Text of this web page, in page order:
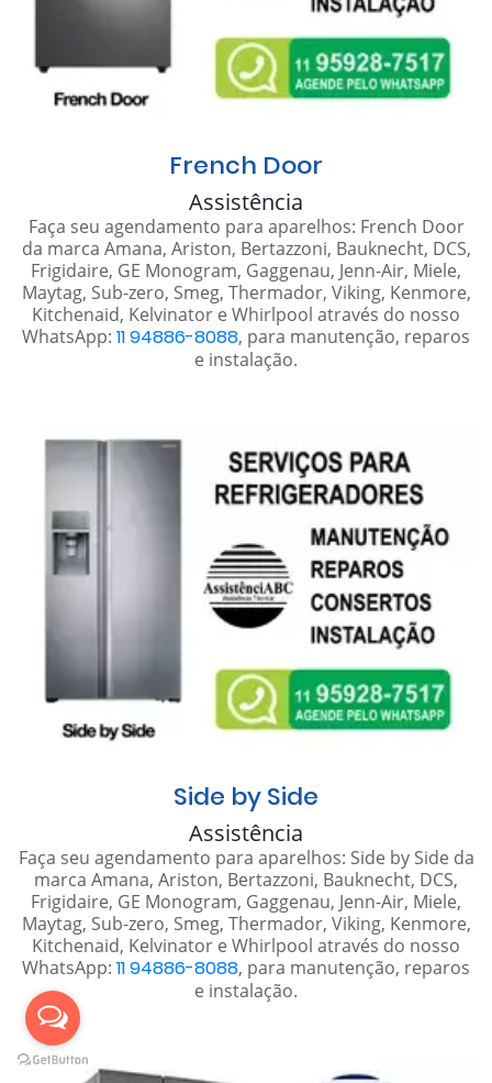
French Door
Assistência
Faça seu agendamento para aparelhos: French Door
da marca Amana, Ariston, Bertazzoni, Bauknecht, DCS,
Frigidaire, GE Monogram, Gaggenau, Jenn-Air, Miele,
Maytag, Sub-zero, Smeg, Thermador, Viking, Kenmore,
Kitchenaid, Kelvinator e Whirlpool através do nosso
WhatsApp: 11 94886-8088, para manutenção, reparos
e instalação.
Side by Side
Assistência
Faça seu agendamento para aparelhos: Side by Side da
marca Amana, Ariston, Bertazzoni, Bauknecht, DCS,
Frigidaire, GE Monogram, Gaggenau, Jenn-Air, Miele,
Maytag, Sub-zero, Smeg, Thermador, Viking, Kenmore,
Kitchenaid, Kelvinator e Whirlpool através do nosso
WhatsApp: 11 94886-8088, para manutenção, reparos
e instalação.